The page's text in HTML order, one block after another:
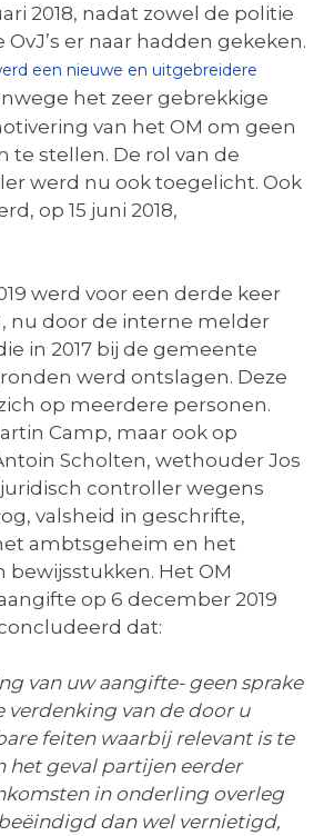
2018, nadat zowel de politie
er naar hadden gekeken.
een nieuwe en uitgebreidere
het zeer gebrekkige
van het OM om geen
te stellen. De rol van de
werd nu ook toegelicht. Ook
op 15 juni 2018,
werd voor een derde keer
nu door de interne melder
in 2017 bij de gemeente
werd ontslagen. Deze
op meerdere personen.
Camp, maar ook op
Scholten, wethouder Jos
controller wegens
valsheid in geschrifte,
ambtsgeheim en het
bewijsstukken. Het OM
op 6 december 2019
dat:
van uw aangifte- geen sprake
verdenking van de door u
feiten waarbij relevant is te
het geval partijen eerder
in onderling overleg
dan wel vernietigd,